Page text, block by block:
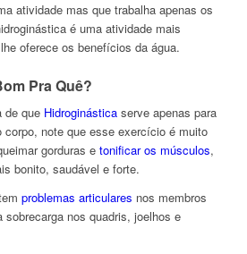
atividade mas que trabalha apenas os
é uma atividade mais
oferece os benefícios da água.
Pra Quê?
de que Hidroginásticaserve apenas para
corpo, note que esse exercício é muito
gorduras e tonificar os músculos,
bonito, saudável e forte.
problemas articulares nos membros
nos quadris, joelhos e